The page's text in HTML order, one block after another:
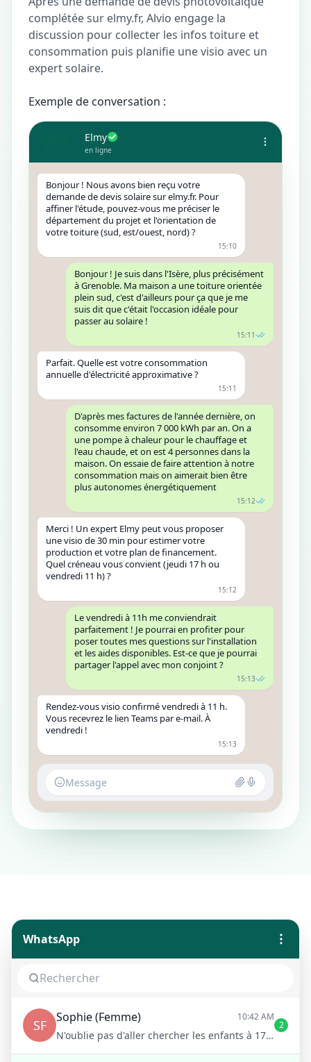
complétée sur elmy.fr, Alvio engage la
discussion pour collecter les infos toiture et
consommation puis planifie une visio avec un
expert solaire.
Exemple de conversation :
Elmy
en ligne
Bonjour ! Nous avons bien reçu votre
demande de devis solaire sur elmy.fr. Pour
affiner l'étude, pouvez‑vous me préciser le
département du projet et l'orientation de
votre toiture (sud, est/ouest, nord) ?
15:10
Bonjour ! Je suis dans l'Isère, plus précisément
à Grenoble. Ma maison a une toiture orientée
plein sud, c'est d'ailleurs pour ça que je me
suis dit que c'était l'occasion idéale pour
passer au solaire !
15:11
Parfait. Quelle est votre consommation
annuelle d'électricité approximative ?
15:11
D'après mes factures de l'année dernière, on
consomme environ 7 000 kWh par an. On a
une pompe à chaleur pour le chauffage et
l'eau chaude, et on est 4 personnes dans la
maison. On essaie de faire attention à notre
consommation mais on aimerait bien être
plus autonomes énergétiquement
15:12
Merci ! Un expert Elmy peut vous proposer
une visio de 30 min pour estimer votre
production et votre plan de financement.
Quel créneau vous convient (jeudi 17 h ou
vendredi 11 h) ?
15:12
Le vendredi à 11h me conviendrait
parfaitement ! Je pourrai en profiter pour
poser toutes mes questions sur l'installation
et les aides disponibles. Est-ce que je pourrai
partager l'appel avec mon conjoint ?
15:13
Rendez‑vous visio confirmé vendredi à 11 h.
Vous recevrez le lien Teams par e‑mail. À
vendredi !
15:13
Message
WhatsApp
SF Sophie (Femme) 10:42 AM
N'oublie pas d'aller chercher les enfants à 17h !
2